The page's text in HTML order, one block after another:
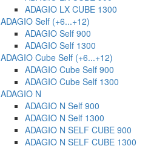
ADAGIO LX CUBE 1300
ADAGIO Self (+6...+12)
ADAGIO Self 900
ADAGIO Self 1300
ADAGIO Cube Self (+6...+12)
ADAGIO Cube Self 900
ADAGIO Cube Self 1300
ADAGIO N
ADAGIO N Self 900
ADAGIO N Self 1300
ADAGIO N SELF CUBE 900
ADAGIO N SELF CUBE 1300